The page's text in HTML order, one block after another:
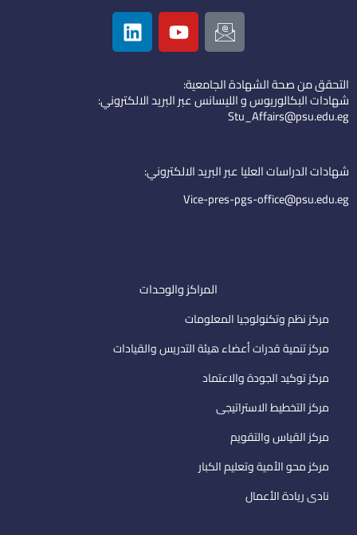
I
c
o
n
-
e
m
i
l
Y
o
u
u
b
L
i
n
e
d
التحقق من صحة الشهادة الجامعية:
شهادات البكالوريوس و الليسانس عبر البريد الالكتروني:
Stu_Affairs@psu.edu.eg
شهادات الدراسات العليا عبر البريد الالكتروني:
Vice-pres-pgs-office@psu.edu.eg
المراكز والوحدات
مركز نظم وتكنولوجيا المعلومات
مركز تنمية قدرات أعضاء هيئة التدريس والقيادات
مركز توكيد الجودة والاعتماد
مركز التخطيط الاستراتيجى
مركز القياس والتقويم
مركز محو الأمية وتعليم الكبار
نادى ريادة الأعمال